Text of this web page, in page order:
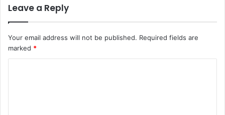
Leave a Reply
Your email address will not be published. Required fields are
marked *